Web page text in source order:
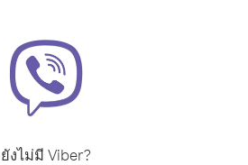
ยังไม่มี Viber?